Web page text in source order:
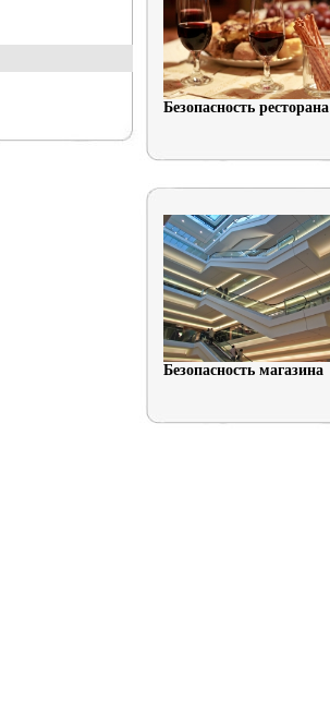
Безопасность ресторана
Безопасность магазина